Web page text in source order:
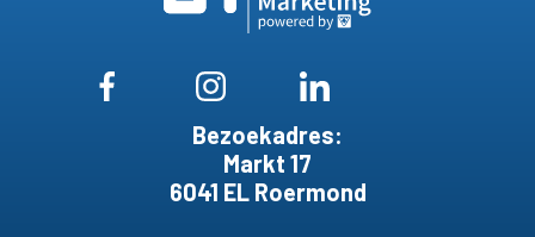
Bezoekadres:
Markt 17
6041 EL Roermond